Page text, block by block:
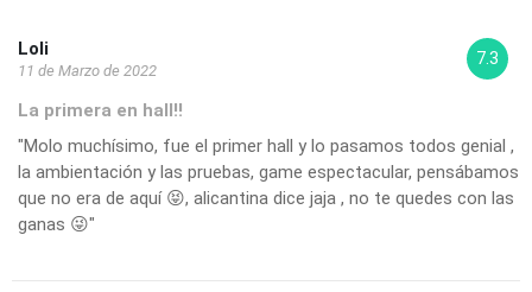
Loli
11 de Marzo de 2022
7.3
La primera en hall!!
"Molo muchísimo, fue el primer hall y lo pasamos todos genial ,
la ambientación y las pruebas, game espectacular, pensábamos
que no era de aquí 😝, alicantina dice jaja , no te quedes con las
ganas 😜"